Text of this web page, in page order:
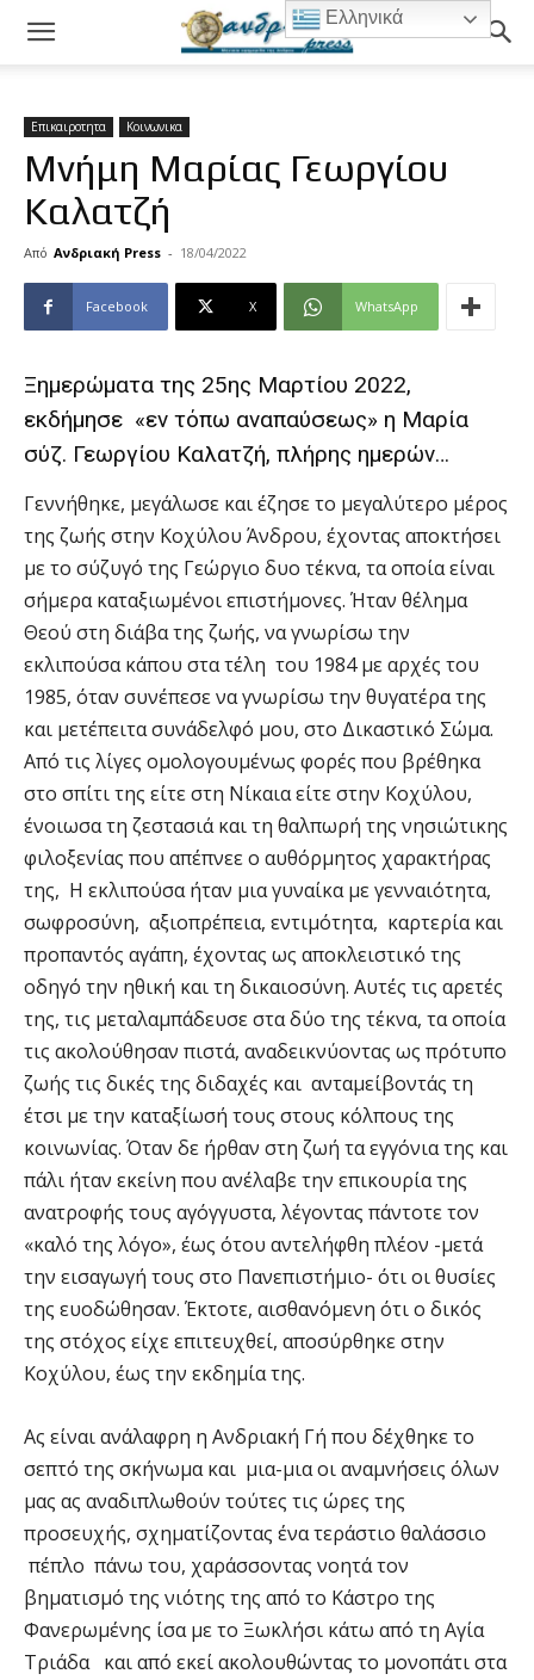
Επικαιροτητα Κοινωνικα
Μνήμη Μαρίας Γεωργίου
Καλατζή
Από Ανδριακή Press - 18/04/2022
Facebook X WhatsApp
Ξημερώματα της 25ης Μαρτίου 2022,
εκδήμησε «εν τόπω αναπαύσεως» η Μαρία
σύζ. Γεωργίου Καλατζή, πλήρης ημερών…
Γεννήθηκε, μεγάλωσε και έζησε το μεγαλύτερο μέρος
της ζωής στην Κοχύλου Άνδρου, έχοντας αποκτήσει
με το σύζυγό της Γεώργιο δυο τέκνα, τα οποία είναι
σήμερα καταξιωμένοι επιστήμονες. Ήταν θέλημα
Θεού στη διάβα της ζωής, να γνωρίσω την
εκλιπούσα κάπου στα τέλη του 1984 με αρχές του
1985, όταν συνέπεσε να γνωρίσω την θυγατέρα της
και μετέπειτα συνάδελφό μου, στο Δικαστικό Σώμα.
Από τις λίγες ομολογουμένως φορές που βρέθηκα
στο σπίτι της είτε στη Νίκαια είτε στην Κοχύλου,
ένοιωσα τη ζεστασιά και τη θαλπωρή της νησιώτικης
φιλοξενίας που απέπνεε ο αυθόρμητος χαρακτήρας
της, Η εκλιπούσα ήταν μια γυναίκα με γενναιότητα,
σωφροσύνη, αξιοπρέπεια, εντιμότητα, καρτερία και
προπαντός αγάπη, έχοντας ως αποκλειστικό της
οδηγό την ηθική και τη δικαιοσύνη. Αυτές τις αρετές
της, τις μεταλαμπάδευσε στα δύο της τέκνα, τα οποία
τις ακολούθησαν πιστά, αναδεικνύοντας ως πρότυπο
ζωής τις δικές της διδαχές και ανταμείβοντάς τη
έτσι με την καταξίωσή τους στους κόλπους της
κοινωνίας. Όταν δε ήρθαν στη ζωή τα εγγόνια της και
πάλι ήταν εκείνη που ανέλαβε την επικουρία της
ανατροφής τους αγόγγυστα, λέγοντας πάντοτε τον
«καλό της λόγο», έως ότου αντελήφθη πλέον -μετά
την εισαγωγή τους στο Πανεπιστήμιο- ότι οι θυσίες
της ευοδώθησαν. Έκτοτε, αισθανόμενη ότι ο δικός
της στόχος είχε επιτευχθεί, αποσύρθηκε στην
Κοχύλου, έως την εκδημία της.
Ας είναι ανάλαφρη η Ανδριακή Γή που δέχθηκε το
σεπτό της σκήνωμα και μια-μια οι αναμνήσεις όλων
μας ας αναδιπλωθούν τούτες τις ώρες της
προσευχής, σχηματίζοντας ένα τεράστιο θαλάσσιο
πέπλο πάνω του, χαράσσοντας νοητά τον
βηματισμό της νιότης της από το Κάστρο της
Φανερωμένης ίσα με το Ξωκλήσι κάτω από τη Αγία
Τριάδα και από εκεί ακολουθώντας το μονοπάτι στα
Ελληνικά